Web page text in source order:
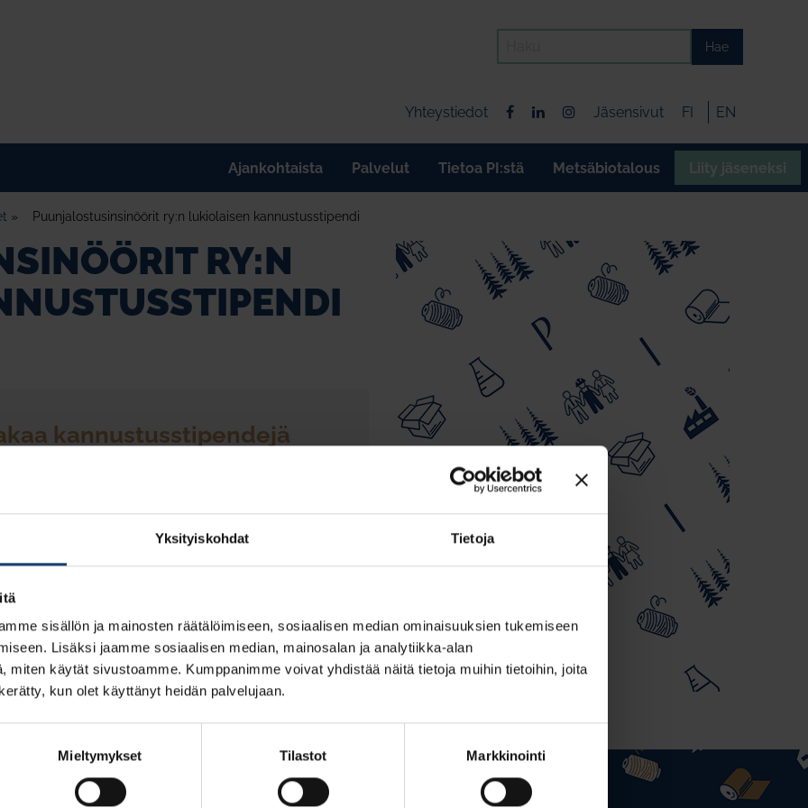
Yksityiskohdat Tietoja
sisällön ja mainosten räätälöimiseen, sosiaalisen median ominaisuuksien tukemiseen
Lisäksi jaamme sosiaalisen median, mainosalan ja analytiikka-alan
miten käytät sivustoamme. Kumppanimme voivat yhdistää näitä tietoja muihin tietoihin, joita
kun olet käyttänyt heidän palvelujaan.
Mieltymykset Tilastot Markkinointi
Hae
Yhteystiedot Jäsensivut FI EN
Ajankohtaista Palvelut Tietoa PI:stä Metsäbiotalous Liity jäseneksi
» Puunjalostusinsinöörit ry:n lukiolaisen kannustusstipendi
RY:N
kannustusstipendejä
hyvästä
Stipendien tavoitteena on innostaa nuoria
kannalta tärkeiden aineiden osaamista.
saa yhden Puunvuoro-lehden. Stipendi
opiskelijoille.
hakulomakkeenkautta viimeistään